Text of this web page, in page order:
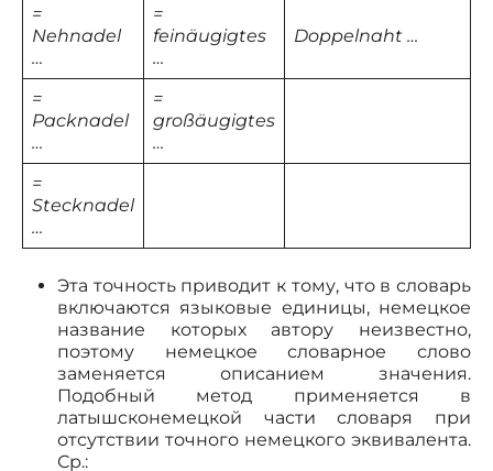
=
Nehnadel
…
=
feinäugigtes
…
Doppelnaht …
=
Packnadel
…
=
großäugigtes
…
=
Stecknadel
…
Эта точность приводит к тому, что в словарь
включаются языковые единицы, немецкое
название которых автору неизвестно,
поэтому немецкое словарное слово
заменяется описанием значения.
Подобный метод применяется в
латышсконемецкой части словаря при
отсутствии точного немецкого эквивалента.
Ср.: